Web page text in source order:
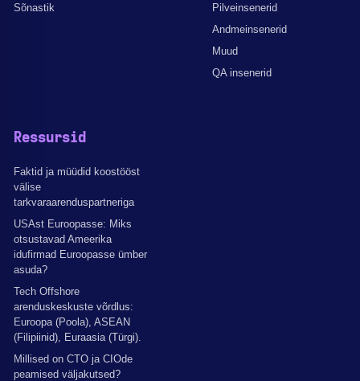
Sõnastik
Pilveinsenerid
Andmeinsenerid
Muud
QA insenerid
Ressursid
Faktid ja müüdid koostööst
välise
tarkvaraarenduspartneriga
USAst Euroopasse: Miks
otsustavad Ameerika
idufirmad Euroopasse ümber
asuda?
Tech Offshore
arenduskeskuste võrdlus:
Euroopa (Poola), ASEAN
(Filipiinid), Euraasia (Türgi).
Millised on CTO ja CIOde
peamised väljakutsed?